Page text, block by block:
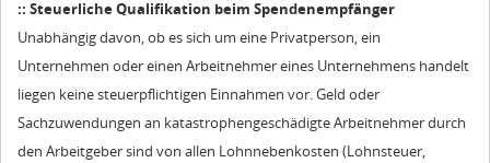
:: Steuerliche Qualifikation beim Spendenempfänger
Unabhängig davon, ob es sich um eine Privatperson, ein
Unternehmen oder einen Arbeitnehmer eines Unternehmens handelt
liegen keine steuerpflichtigen Einnahmen vor. Geld oder
Sachzuwendungen an katastrophengeschädigte Arbeitnehmer durch
den Arbeitgeber sind von allen Lohnnebenkosten (Lohnsteuer,